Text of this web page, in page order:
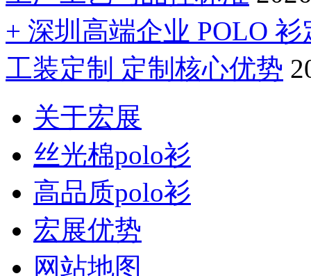
+ 深圳高端企业 POLO
工装定制 定制核心优势
关于宏展
丝光棉polo衫
高品质polo衫
宏展优势
网站地图